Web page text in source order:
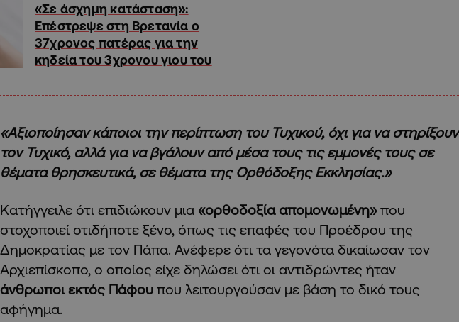
«Σε άσχημη κατάσταση»:
Επέστρεψε στη Βρετανία ο
37χρονος πατέρας για την
κηδεία του 3χρονου γιου του
«Αξιοποίησαν κάποιοι την περίπτωση του Τυχικού, όχι για να στηρίξουν
τον Τυχικό, αλλά για να βγάλουν από μέσα τους τις εμμονές τους σε
θέματα θρησκευτικά, σε θέματα της Ορθόδοξης Εκκλησίας.»
Κατήγγειλε ότι επιδιώκουν μια «ορθοδοξία απομονωμένη»που
στοχοποιεί οτιδήποτε ξένο, όπως τις επαφές του Προέδρου της
Δημοκρατίας με τον Πάπα. Ανέφερε ότι τα γεγονότα δικαίωσαν τον
Αρχιεπίσκοπο, ο οποίος είχε δηλώσει ότι οι αντιδρώντες ήταν
άνθρωποι εκτός Πάφου που λειτουργούσαν με βάση το δικό τους
αφήγημα.